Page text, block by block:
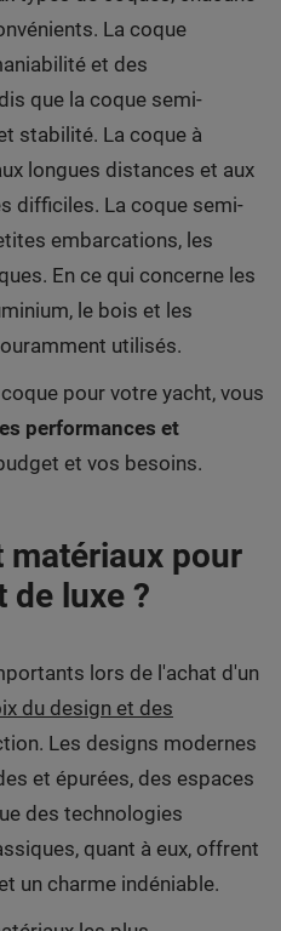
La coque
et des
que la coque semi-
stabilité. La coque à
longues distances et aux
difficiles. La coque semi-
embarcations, les
En ce qui concerne les
le bois et les
utilisés.
pour votre yacht, vous
performances et
et vos besoins.
matériaux pour
de luxe ?
lors de l'achat d'un
du design et des
Les designs modernes
et épurées, des espaces
des technologies
quant à eux, offrent
un charme indéniable.